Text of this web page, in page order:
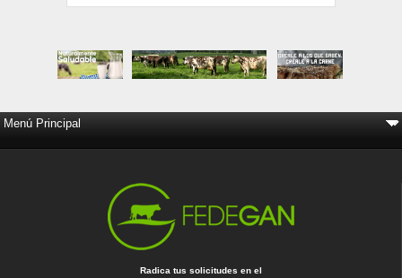
Radica tus solicitudes en el